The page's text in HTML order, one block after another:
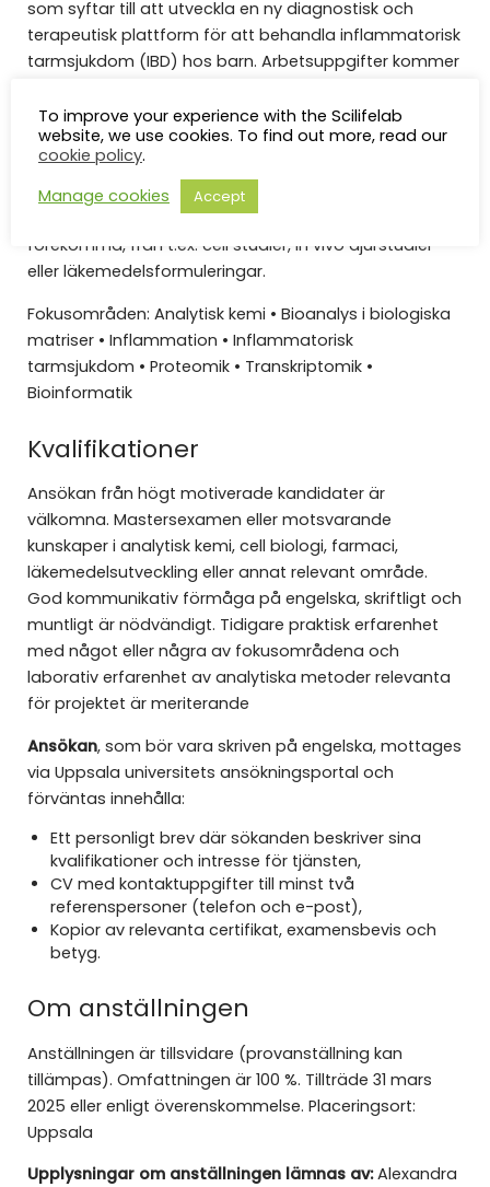
som syftar till att utveckla en ny diagnostisk och
terapeutisk plattform för att behandla inflammatorisk
tarmsjukdom (IBD) hos barn. Arbetsuppgifter kommer
patientprover (tarmbiopsier, serum och avföring)
enligt redan utvecklade protokoll för efterföljande
analys med vätskekromatografi kopplad till
masspektrometri och rapportering av analyserna.
Även analyser av andra typer av provmaterial kan
förekomma, från t.ex. cell studier, in vivo djurstudier
eller läkemedelsformuleringar.
Fokusområden: Analytisk kemi • Bioanalys i biologiska
matriser • Inflammation • Inflammatorisk
tarmsjukdom • Proteomik • Transkriptomik •
Bioinformatik
Kvalifikationer
Ansökan från högt motiverade kandidater är
välkomna. Mastersexamen eller motsvarande
kunskaper i analytisk kemi, cell biologi, farmaci,
läkemedelsutveckling eller annat relevant område.
God kommunikativ förmåga på engelska, skriftligt och
muntligt är nödvändigt. Tidigare praktisk erfarenhet
med något eller några av fokusområdena och
laborativ erfarenhet av analytiska metoder relevanta
för projektet är meriterande
Ansökan, som bör vara skriven på engelska, mottages
via Uppsala universitets ansökningsportal och
förväntas innehålla:
Ett personligt brev där sökanden beskriver sina
kvalifikationer och intresse för tjänsten,
CV med kontaktuppgifter till minst två
referenspersoner (telefon och e-post),
Kopior av relevanta certifikat, examensbevis och
betyg.
Om anställningen
Anställningen är tillsvidare (provanställning kan
tillämpas). Omfattningen är 100 %. Tillträde 31 mars
2025 eller enligt överenskommelse. Placeringsort:
Uppsala
Upplysningar om anställningen lämnas av:Alexandra
To improve your experience with the Scilifelab
website, we use cookies. To find out more, read our
cookie policy.
Manage cookies
Accept